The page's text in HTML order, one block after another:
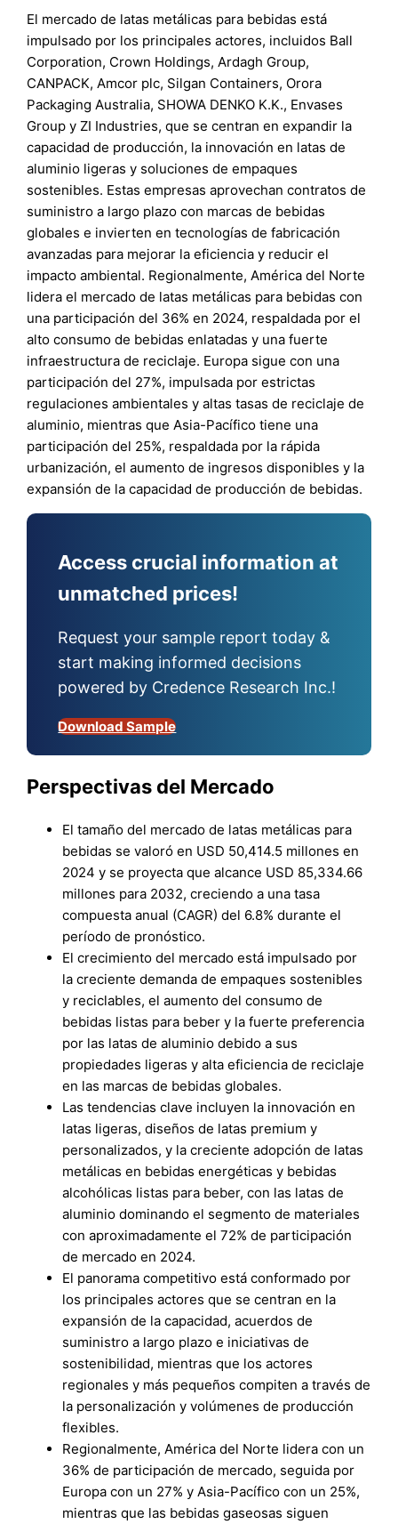
El mercado de latas metálicas para bebidas está
impulsado por los principales actores, incluidos Ball
Corporation, Crown Holdings, Ardagh Group,
CANPACK, Amcor plc, Silgan Containers, Orora
Packaging Australia, SHOWA DENKO K.K., Envases
Group y ZI Industries, que se centran en expandir la
capacidad de producción, la innovación en latas de
aluminio ligeras y soluciones de empaques
sostenibles. Estas empresas aprovechan contratos de
suministro a largo plazo con marcas de bebidas
globales e invierten en tecnologías de fabricación
avanzadas para mejorar la eficiencia y reducir el
impacto ambiental. Regionalmente, América del Norte
lidera el mercado de latas metálicas para bebidas con
una participación del 36% en 2024, respaldada por el
alto consumo de bebidas enlatadas y una fuerte
infraestructura de reciclaje. Europa sigue con una
participación del 27%, impulsada por estrictas
regulaciones ambientales y altas tasas de reciclaje de
aluminio, mientras que Asia-Pacífico tiene una
participación del 25%, respaldada por la rápida
urbanización, el aumento de ingresos disponibles y la
expansión de la capacidad de producción de bebidas.
Access crucial information at
unmatched prices!
Request your sample report today &
start making informed decisions
powered by Credence Research Inc.!
Download Sample
Perspectivas del Mercado
El tamaño del mercado de latas metálicas para
bebidas se valoró en USD 50,414.5 millones en
2024 y se proyecta que alcance USD 85,334.66
millones para 2032, creciendo a una tasa
compuesta anual (CAGR) del 6.8% durante el
período de pronóstico.
El crecimiento del mercado está impulsado por
la creciente demanda de empaques sostenibles
y reciclables, el aumento del consumo de
bebidas listas para beber y la fuerte preferencia
por las latas de aluminio debido a sus
propiedades ligeras y alta eficiencia de reciclaje
en las marcas de bebidas globales.
Las tendencias clave incluyen la innovación en
latas ligeras, diseños de latas premium y
personalizados, y la creciente adopción de latas
metálicas en bebidas energéticas y bebidas
alcohólicas listas para beber, con las latas de
aluminio dominando el segmento de materiales
con aproximadamente el 72% de participación
de mercado en 2024.
El panorama competitivo está conformado por
los principales actores que se centran en la
expansión de la capacidad, acuerdos de
suministro a largo plazo e iniciativas de
sostenibilidad, mientras que los actores
regionales y más pequeños compiten a través de
la personalización y volúmenes de producción
flexibles.
Regionalmente, América del Norte lidera con un
36% de participación de mercado, seguida por
Europa con un 27% y Asia-Pacífico con un 25%,
mientras que las bebidas gaseosas siguen